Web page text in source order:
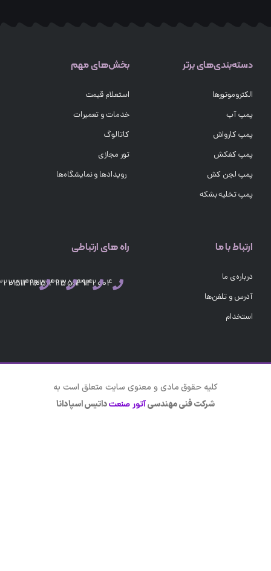
دسته‌بندی‌های برتر
الکتروموتورها
پمپ آب
پمپ کارواش
پمپ کفکش
پمپ لجن کش
پمپ تخلیه بشکه
بخش‌های مهم
استعلام قیمت
خدمات و تعمیرات
کاتالوگ
تور مجازی
رویدادها و نمایشگاه‌ها
ارتباط با ما
درباره‌ی ما
آدرس و تلفن‌ها
استخدام
راه های ارتباطی
03132004
03132351494
03132351495
03132351496
کلیه حقوق مادی و معنوی سایت متعلق است به
شرکت فنی مهندسیآتور صنعتداتیس اسپادانا